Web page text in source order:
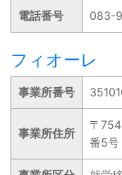
電話番号 083-
フィオーレ
事業所番号
事業所住所
〒
番5号